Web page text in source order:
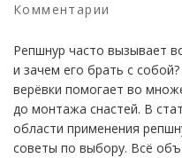
Комментарии
Репшнур часто вызывает
и зачем его брать с
верёвки помогает во
до монтажа снастей. В
области применения
советы по выбору. Всё